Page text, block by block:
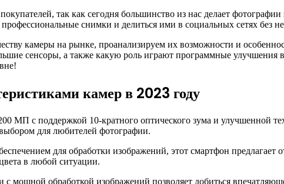
так как сегодня большинство из нас делает
снимки и делиться ими в социальных сетях без
камеры на рынке, проанализируем их возможности и
сенсоры, а также какую роль играют программные улучшения
камер в 2023 году
МП с поддержкой 10-кратного оптического зума и улучшенной
для любителей фотографии.
для обработки изображений, этот смартфон
в любой ситуации.
мощной обработкой изображений позволяет добиться